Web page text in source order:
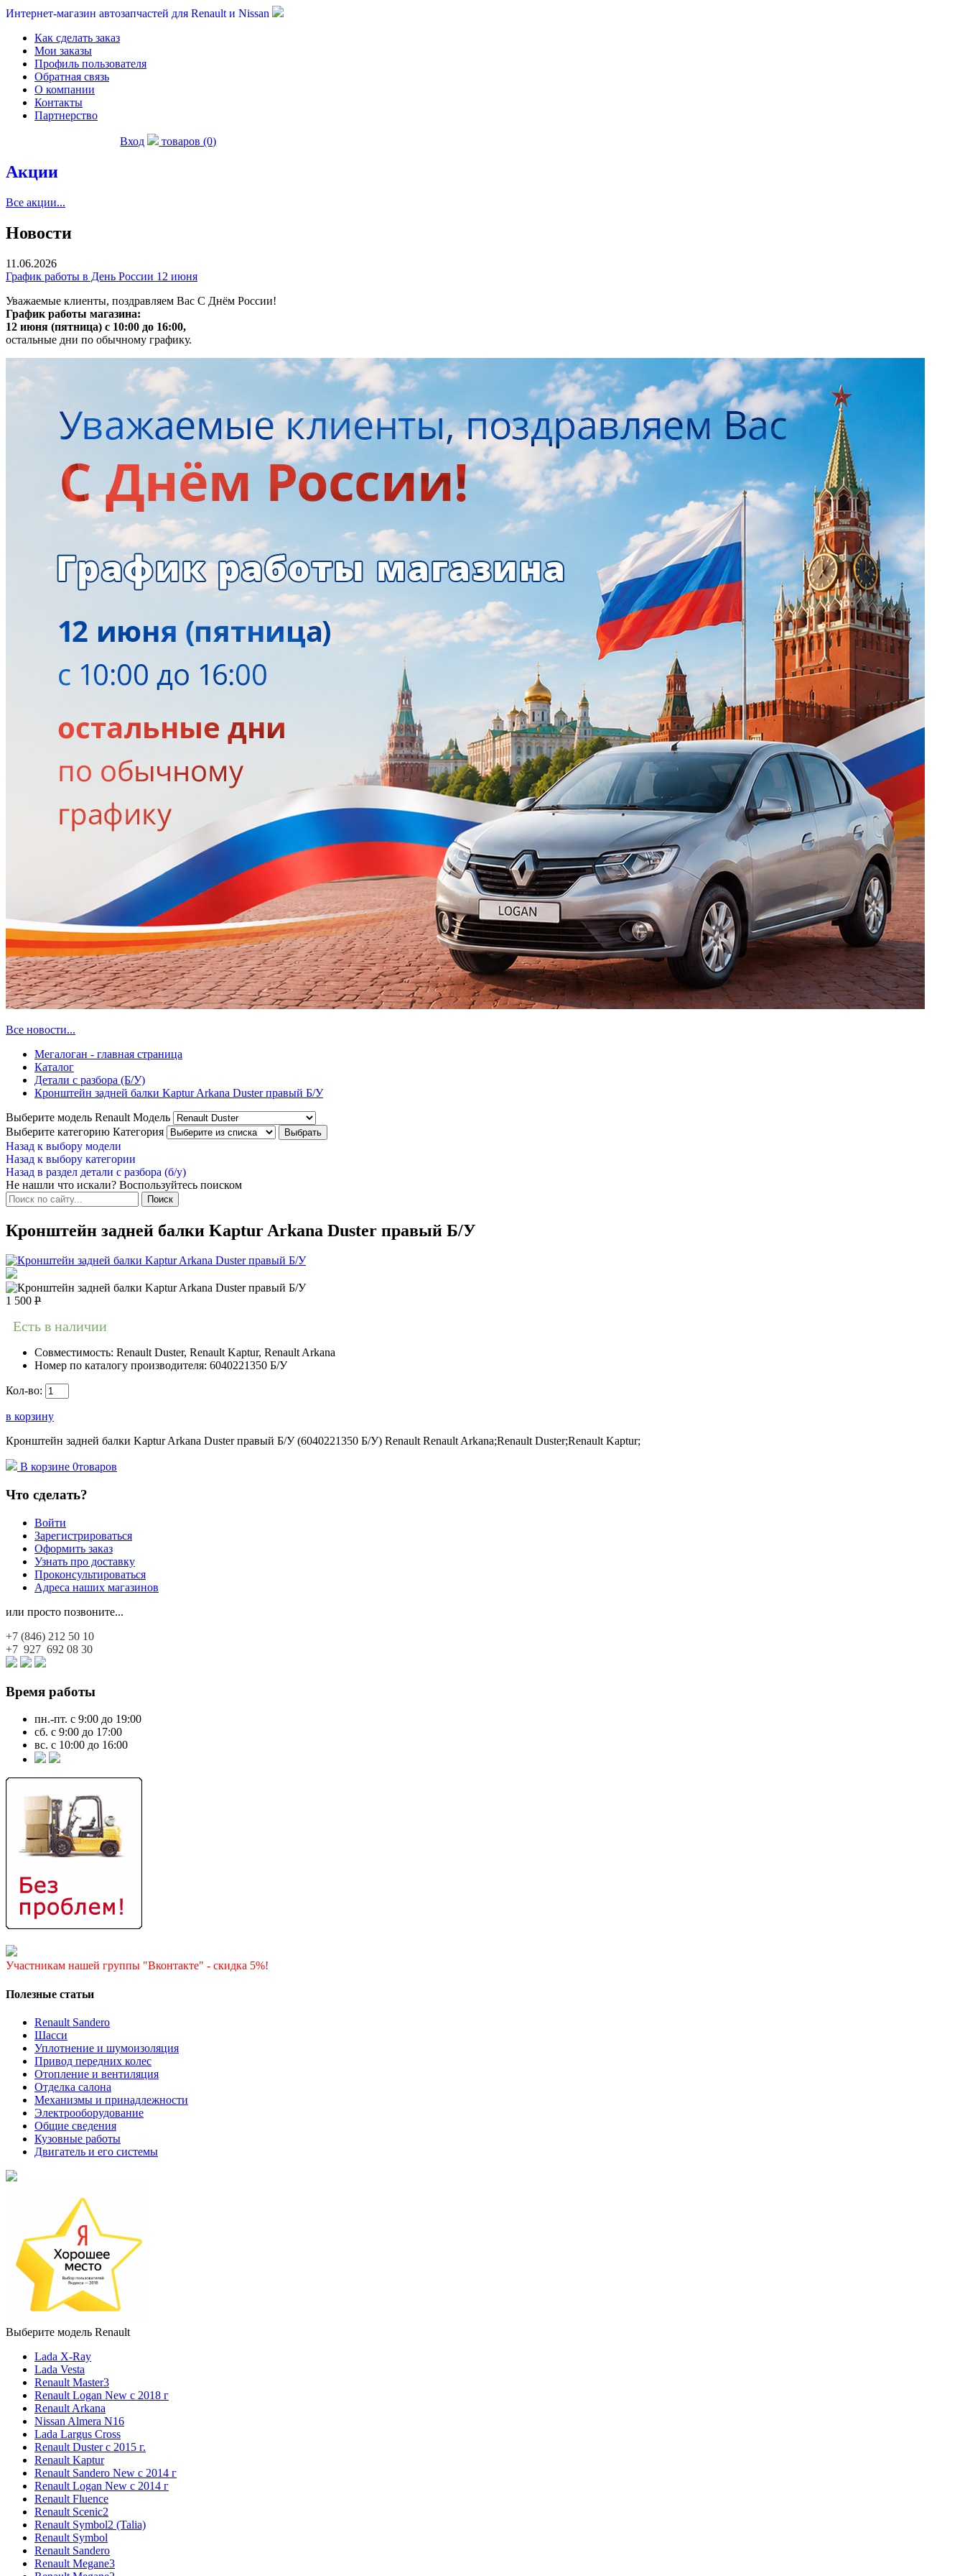
Интернет-магазин автозапчастей для Renault и Nissan
Как сделать заказ
Мои заказы
Профиль пользователя
Обратная связь
О компании
Контакты
Партнерство
Вход товаров (0)
Акции
Все акции...
Новости
11.06.2026
График работы в День России 12 июня
Уважаемые клиенты, поздравляем Вас С Днём России!
График работы магазина:
12 июня (пятница) с 10:00 до 16:00,
остальные дни по обычному графику.
Все новости...
Мегалоган - главная страница
Каталог
Детали с разбора (Б/У)
Кронштейн задней балки Kaptur Arkana Duster правый Б/У
Выберите модель Renault Модель
Выберите категорию Категория
Назад к выбору модели
Назад к выбору категории
Назад в раздел детали с разбора (б/у)
Не нашли что искали? Воспользуйтесь поиском
Кронштейн задней балки Kaptur Arkana Duster правый Б/У
1 500 Р
Есть в наличии
Совместимость: Renault Duster, Renault Kaptur, Renault Arkana
Номер по каталогу производителя: 6040221350 Б/У
Кол-во:
в корзину
Кронштейн задней балки Kaptur Arkana Duster правый Б/У (6040221350 Б/У) Renault Renault Arkana;Renault Duster;Renault Kaptur;
В корзине 0товаров
Что сделать?
Войти
Зарегистрироваться
Оформить заказ
Узнать про доставку
Проконсультироваться
Адреса наших магазинов
или просто позвоните...
+7 (846) 212 50 10
+7 927 692 08 30
Время работы
пн.-пт. с 9:00 до 19:00
сб. с 9:00 до 17:00
вс. с 10:00 до 16:00
Участникам нашей группы "Вконтакте" - скидка 5%!
Полезные статьи
Renault Sandero
Шасси
Уплотнение и шумоизоляция
Привод передних колес
Отопление и вентиляция
Отделка салона
Механизмы и принадлежности
Электрооборудование
Общие сведения
Кузовные работы
Двигатель и его системы
Выберите модель Renault
Lada X-Ray
Lada Vesta
Renault Master3
Renault Logan New с 2018 г
Renault Arkana
Nissan Almera N16
Lada Largus Cross
Renault Duster с 2015 г.
Renault Kaptur
Renault Sandero New с 2014 г
Renault Logan New с 2014 г
Renault Fluence
Renault Scenic2
Renault Symbol2 (Talia)
Renault Symbol
Renault Sandero
Renault Megane3